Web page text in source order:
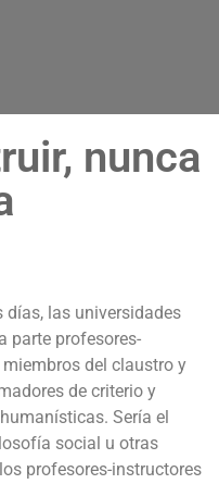
nunca
días, las universidades
parte profesores-
del claustro y
de criterio y
Sería el
social u otras
profesores-instructores